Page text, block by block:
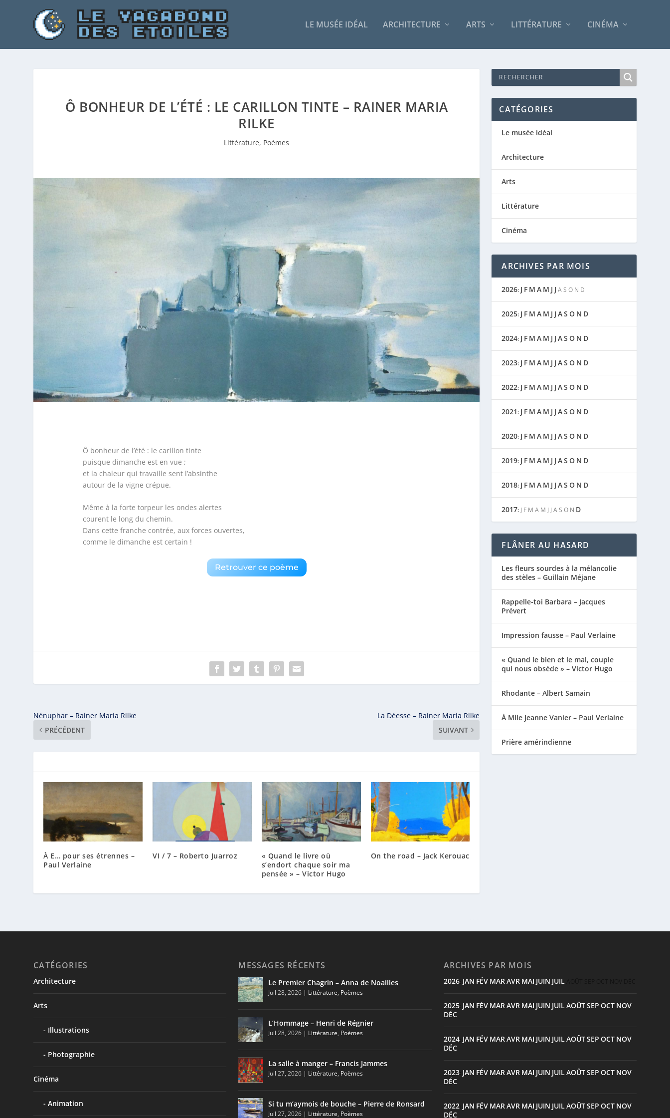
LE MUSÉE IDÉAL ARCHITECTURE ARTS LITTÉRATURE CINÉMA
Ô BONHEUR DE L’ÉTÉ : LE CARILLON TINTE – RAINER MARIA
RILKE
Littérature, Poèmes
Ô bonheur de l’été : le carillon tinte
puisque dimanche est en vue ;
et la chaleur qui travaille sent l’absinthe
autour de la vigne crépue.
Même à la forte torpeur les ondes alertes
courent le long du chemin.
Dans cette franche contrée, aux forces ouvertes,
comme le dimanche est certain !
Retrouver ce poème
Nénuphar – Rainer Maria Rilke
PRÉCÉDENT
La Déesse – Rainer Maria Rilke
SUIVANT
À E… pour ses étrennes –
Paul Verlaine
VI / 7 – Roberto Juarroz
« Quand le livre où
s’endort chaque soir ma
pensée » – Victor Hugo
On the road – Jack Kerouac
CATÉGORIES
Le musée idéal
Architecture
Arts
Littérature
Cinéma
ARCHIVES PAR MOIS
2026: J F M A M J J AS O N D
2025: J F M A M J J AS O N D
2024: J F M A M J J AS O N D
2023: J F M A M J J AS O N D
2022: J F M A M J J AS O N D
2021: J F M A M J J AS O N D
2020: J F M A M J J AS O N D
2019: J F M A M J J AS O N D
2018: J F M A M J J AS O N D
2017: J F M A M J J AS O N D
FLÂNER AU HASARD
Les fleurs sourdes à la mélancolie
des stèles – Guillain Méjane
Rappelle-toi Barbara – Jacques
Prévert
Impression fausse – Paul Verlaine
« Quand le bien et le mal, couple
qui nous obsède » – Victor Hugo
Rhodante – Albert Samain
À Mlle Jeanne Vanier – Paul Verlaine
Prière amérindienne
CATÉGORIES
Architecture
Arts
Illustrations
Photographie
Cinéma
Animation
MESSAGES RÉCENTS
Le Premier Chagrin – Anna de Noailles
Juil 28, 2026 | Littérature, Poèmes
L’Hommage – Henri de Régnier
Juil 28, 2026 | Littérature, Poèmes
La salle à manger – Francis Jammes
Juil 27, 2026 | Littérature, Poèmes
Si tu m’aymois de bouche – Pierre de Ronsard
Juil 27, 2026 | Littérature, Poèmes
ARCHIVES PAR MOIS
2026: JAN FÉV MARAVR MAI JUIN JUIL
2025: JAN FÉV MARAVR MAI JUIN JUILAOÛTSEP OCT NOV
DÉC
2024: JAN FÉV MARAVR MAI JUIN JUILAOÛTSEP OCT NOV
DÉC
2023: JAN FÉV MARAVR MAI JUIN JUILAOÛTSEP OCT NOV
DÉC
2022: JAN FÉV MARAVR MAI JUIN JUILAOÛTSEP OCT NOV
DÉC